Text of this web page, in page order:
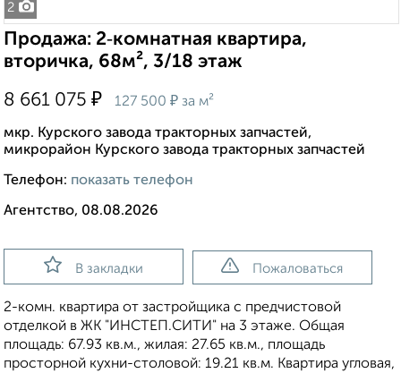
2
Продажа: 2‑комнатная квартира,
вторичка, 68м², 3/18 этаж
8 661 075 ₽ 127 500 ₽ за м²
мкр. Курского завода тракторных запчастей,
микрорайон Курского завода тракторных запчастей
Телефон: показать телефон
Агентство, 08.08.2026
В закладки Пожаловаться
2-комн. квартира от застройщика с предчистовой
отделкой в ЖК "ИНСТЕП.СИТИ" на 3 этаже. Общая
площадь: 67.93 кв.м., жилая: 27.65 кв.м., площадь
просторной кухни-столовой: 19.21 кв.м. Квартира угловая,